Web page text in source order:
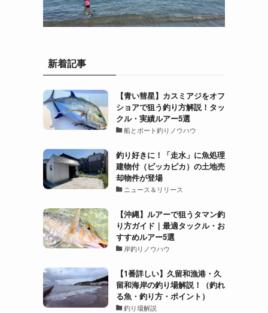
新着記事
【青い彗星】カスミアジをオフ
ショアで狙う釣り方解説！タッ
クル・実績ルアー5選
船とボート釣りノウハウ
釣り好きに！「走水」に魚処理
建物付（ピッカピカ）の土地売
却物件が登場
ニュース＆リリース
【沖縄】ルアーで狙うタマン釣
り方ガイド｜最適タックル・お
すすめルアー5選
岸釣りノウハウ
【1番詳しい】久留和漁港・久
留和海岸の釣り場解説！（釣れ
る魚・釣り方・ポイント）
釣り場解説